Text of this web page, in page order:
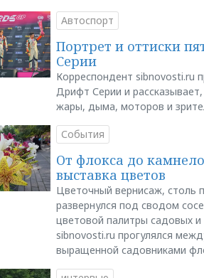
Автоспорт
Портрет и оттиски
Серии
Корреспондент sibnovosti.ru
Дрифт Серии и
жары, дыма, моторов и
События
От флокса до
выставка цветов
Цветочный вернисаж, столь
развернулся под сводом
цветовой палитры садовых
sibnovosti.ru прогулялся
выращенной садовниками